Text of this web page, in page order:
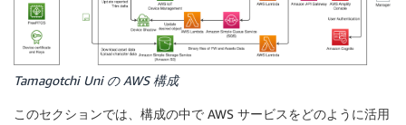
Tamagotchi Uni の AWS 構成
このセクションでは、構成の中で AWS サービスをどのように活用